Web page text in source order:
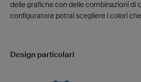
delle grafiche con delle combinazioni di
configuratore potrai scegliere i colori
Design particolari